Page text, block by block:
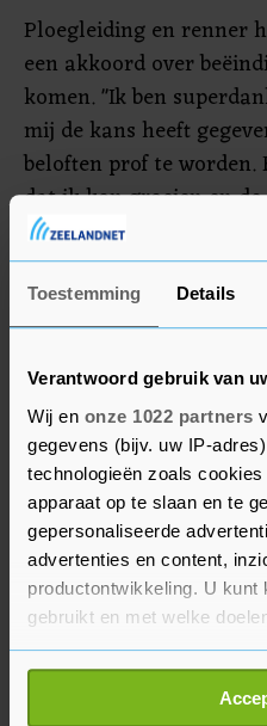
Toestemming Details
Verantwoord gebruik van
Wij en onze 1022 partners
gegevens (bijv. uw IP-
technologieën zoals
apparaat op te slaan en te
gepersonaliseerde
advertenties en content,
productontwikkeling. U kunt
gebruikt en met welke
Als u het toestaat, willen we
Informatie
Ploegleiding en renner
een akkoord over
komen. "Ik ben
mij de kans heeft
beloften prof te
dat ik kon groeien en
de renner die ik nu
persbericht.